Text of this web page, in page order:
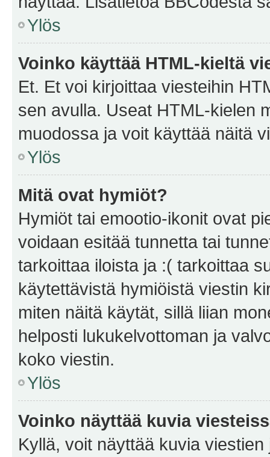
Ylös
Voinko käyttää HTML-kieltä
Et. Et voi kirjoittaa viesteihin
sen avulla. Useat HTML-kielen
muodossa ja voit käyttää näitä
Ylös
Mitä ovat hymiöt?
Hymiöt tai emootio-ikonit ovat
voidaan esitää tunnetta tai
tarkoittaa iloista ja :( tarkoittaa
käytettävistä hymiöistä viestin
miten näitä käytät, sillä liian
helposti lukukelvottoman ja
koko viestin.
Ylös
Voinko näyttää kuvia
Kyllä, voit näyttää kuvia